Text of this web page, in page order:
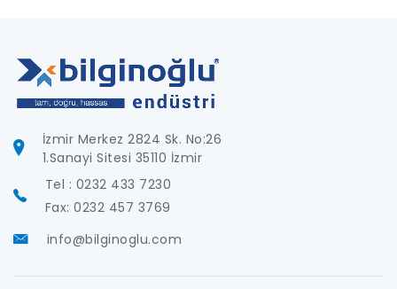
İzmir Merkez 2824 Sk. No:26
1.Sanayi Sitesi 35110 İzmir
Tel : 0232 433 7230
Fax: 0232 457 3769
info@bilginoglu.com